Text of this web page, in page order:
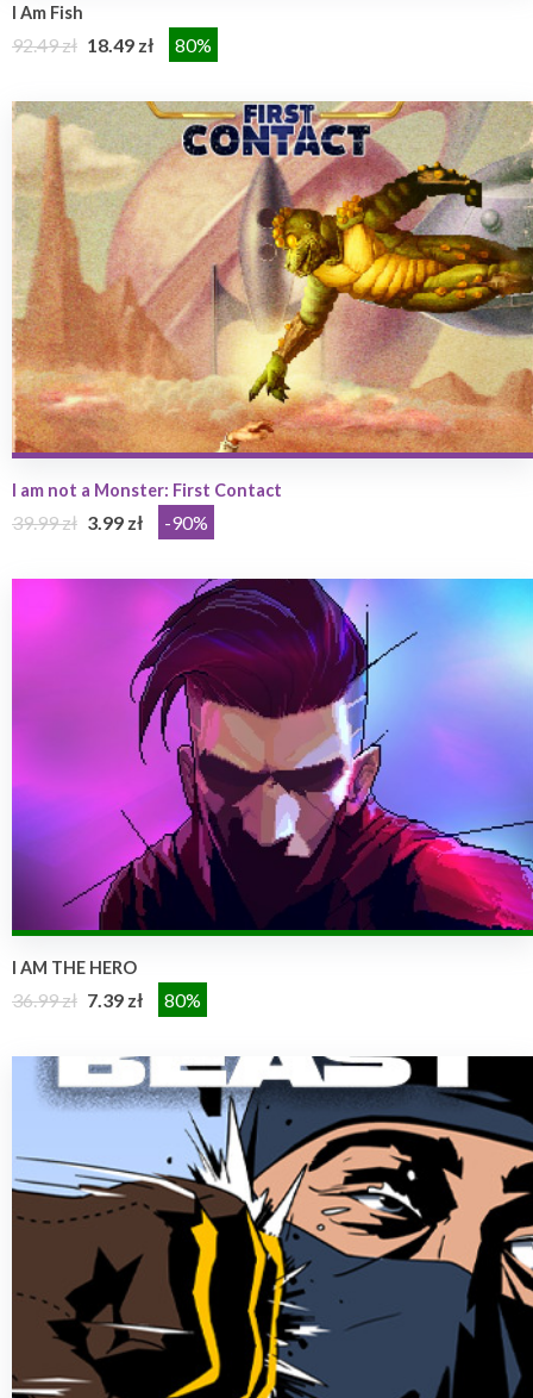
I Am Fish
92.49 zł 18.49 zł 80%
I am not a Monster: First Contact
39.99 zł 3.99 zł -90%
I AM THE HERO
36.99 zł 7.39 zł 80%